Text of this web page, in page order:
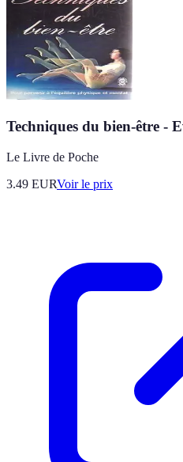
Techniques du bien-être -
Le Livre de Poche
3.49 EURVoir le prix